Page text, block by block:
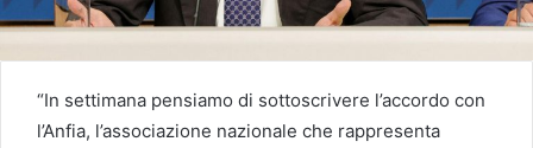
“In settimana pensiamo di sottoscrivere l’accordo con
l’Anfia, l’associazione nazionale che rappresenta